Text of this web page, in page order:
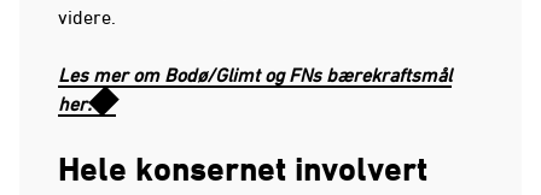
videre.
Les mer om Bodø/Glimt og FNs bærekraftsmål
her.
Hele konsernet involvert